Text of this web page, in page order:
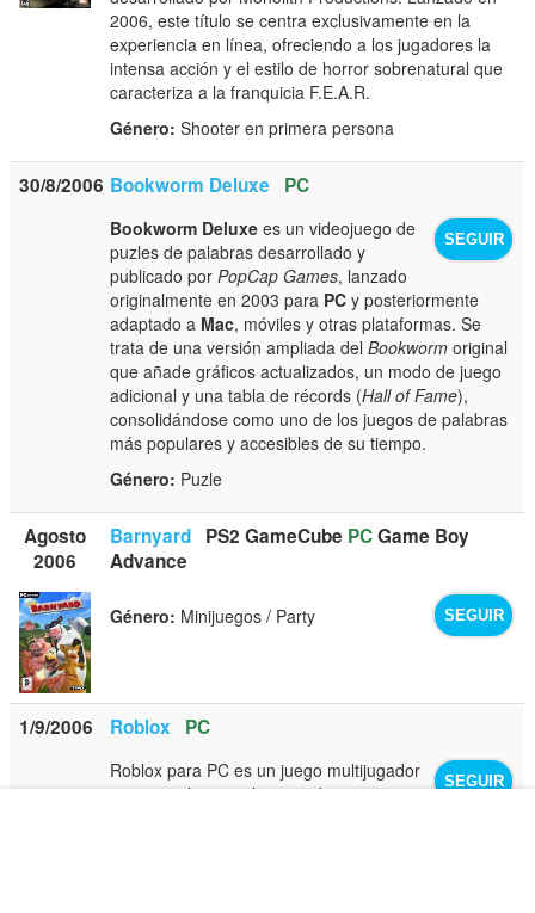
2006, este título se centra exclusivamente en la
experiencia en línea, ofreciendo a los jugadores la
intensa acción y el estilo de horror sobrenatural que
caracteriza a la franquicia F.E.A.R.
Género: Shooter en primera persona
30/8/2006 Bookworm Deluxe PC
SEGUIR
Bookworm Deluxe es un videojuego de
puzles de palabras desarrollado y
publicado porPopCap Games, lanzado
originalmente en 2003 para PC y posteriormente
adaptado a Mac, móviles y otras plataformas. Se
trata de una versión ampliada delBookworm original
que añade gráficos actualizados, un modo de juego
adicional y una tabla de récords (Hall of Fame),
consolidándose como uno de los juegos de palabras
más populares y accesibles de su tiempo.
Género: Puzle
Agosto
2006
Barnyard PS2 GameCube PCGame Boy
Advance
SEGUIR
Género: Minijuegos / Party
1/9/2006 Roblox PC
SEGUIR
Roblox para PC es un juego multijugador
masivo online en el que podemos crear